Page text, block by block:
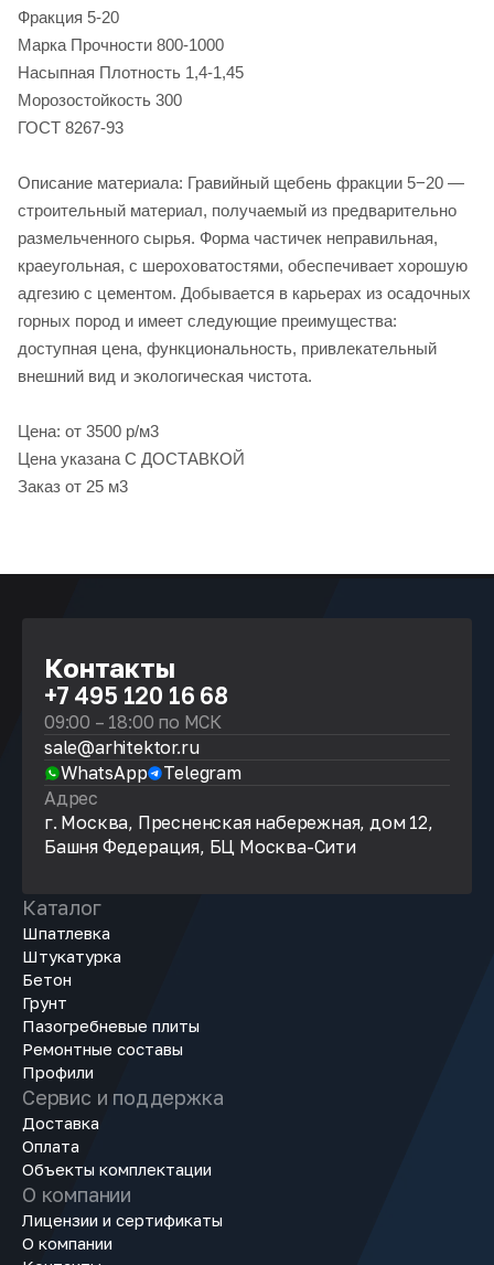
Фракция 5-20
Марка Прочности 800-1000
Насыпная Плотность 1,4-1,45
Морозостойкость 300
ГОСТ 8267-93
Описание материала: Гравийный щебень фракции 5−20 —
строительный материал, получаемый из предварительно
размельченного сырья. Форма частичек неправильная,
краеугольная, с шероховатостями, обеспечивает хорошую
адгезию с цементом. Добывается в карьерах из осадочных
горных пород и имеет следующие преимущества:
доступная цена, функциональность, привлекательный
внешний вид и экологическая чистота.
Цена: от 3500 р/м3
Цена указана С ДОСТАВКОЙ
Заказ от 25 м3
Контакты
+7 495 120 16 68
09:00 – 18:00 по МСК
sale@arhitektor.ru
WhatsApp
Telegram
Адрес
г. Москва, Пресненская набережная, дом 12,
Башня Федерация, БЦ Москва-Сити
Каталог
Шпатлевка
Штукатурка
Бетон
Грунт
Пазогребневые плиты
Ремонтные составы
Профили
Сервис и поддержка
Доставка
Оплата
Объекты комплектации
О компании
Лицензии и сертификаты
О компании